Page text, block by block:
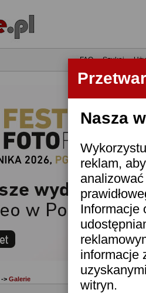
Nasza
reklam,
Informacje
informacje
witryn.
•FAQ•Szukaj•
-> Galerie